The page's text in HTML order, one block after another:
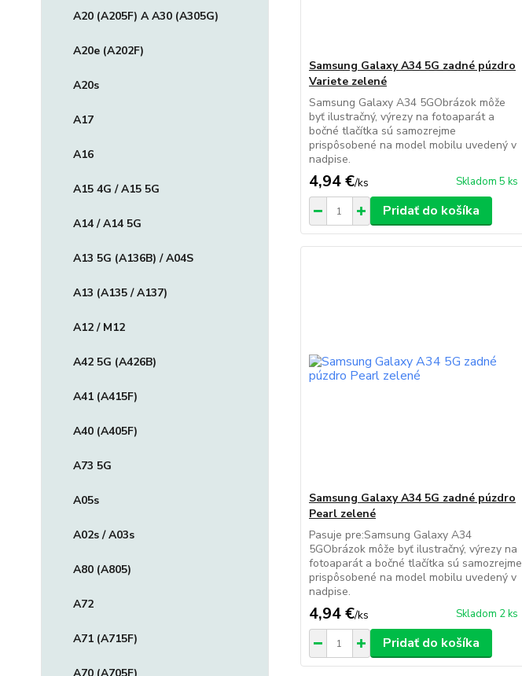
A20 (A205F) A A30 (A305G)
A20e (A202F)
A20s
A17
A16
A15 4G / A15 5G
A14 / A14 5G
A13 5G (A136B) / A04S
A13 (A135 / A137)
A12 / M12
A42 5G (A426B)
A41 (A415F)
A40 (A405F)
A73 5G
A05s
A02s / A03s
A80 (A805)
A72
A71 (A715F)
Samsung Galaxy A34 5G zadné púzdro
Variete zelené
Samsung Galaxy A34 5GObrázok môže
byť ilustračný, výrezy na fotoaparát a
bočné tlačítka sú samozrejme
prispôsobené na model mobilu uvedený v
nadpise.
4,94 €/ks Skladom 5 ks
Pridať do košíka
Samsung Galaxy A34 5G zadné púzdro
Pearl zelené
Pasuje pre:Samsung Galaxy A34
5GObrázok môže byť ilustračný, výrezy na
fotoaparát a bočné tlačítka sú samozrejme
prispôsobené na model mobilu uvedený v
nadpise.
4,94 €/ks Skladom 2 ks
Pridať do košíka